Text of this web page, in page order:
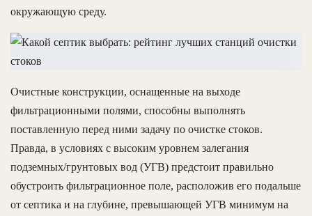
окружающую среду.
Очистные конструкции, оснащенные на выходе
фильтрационными полями, способны выполнять
поставленную перед ними задачу по очистке стоков.
Правда, в условиях с высоким уровнем залегания
подземных/грунтовых вод (УГВ) предстоит правильно
обустроить фильтрационное поле, расположив его подальше
от септика и на глубине, превышающей УГВ минимум на